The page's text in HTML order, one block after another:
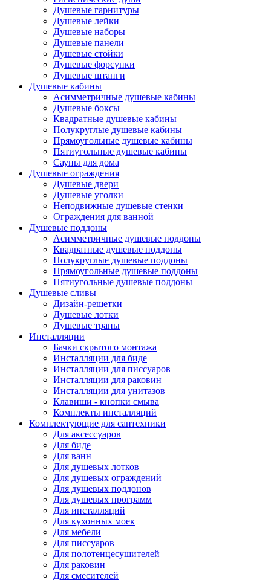
Душевые гарнитуры
Душевые лейки
Душевые наборы
Душевые панели
Душевые стойки
Душевые форсунки
Душевые штанги
Душевые кабины
Асимметричные душевые кабины
Душевые боксы
Квадратные душевые кабины
Полукруглые душевые кабины
Прямоугольные душевые кабины
Пятиугольные душевые кабины
Сауны для дома
Душевые ограждения
Душевые двери
Душевые уголки
Неподвижные душевые стенки
Ограждения для ванной
Душевые поддоны
Асимметричные душевые поддоны
Квадратные душевые поддоны
Полукруглые душевые поддоны
Прямоугольные душевые поддоны
Пятиугольные душевые поддоны
Душевые сливы
Дизайн-решетки
Душевые лотки
Душевые трапы
Инсталляции
Бачки скрытого монтажа
Инсталляции для биде
Инсталляции для писсуаров
Инсталляции для раковин
Инсталляции для унитазов
Клавиши - кнопки смыва
Комплекты инсталляций
Комплектующие для сантехники
Для аксессуаров
Для биде
Для ванн
Для душевых лотков
Для душевых ограждений
Для душевых поддонов
Для душевых программ
Для инсталляций
Для кухонных моек
Для мебели
Для писсуаров
Для полотенцесушителей
Для раковин
Для смесителей